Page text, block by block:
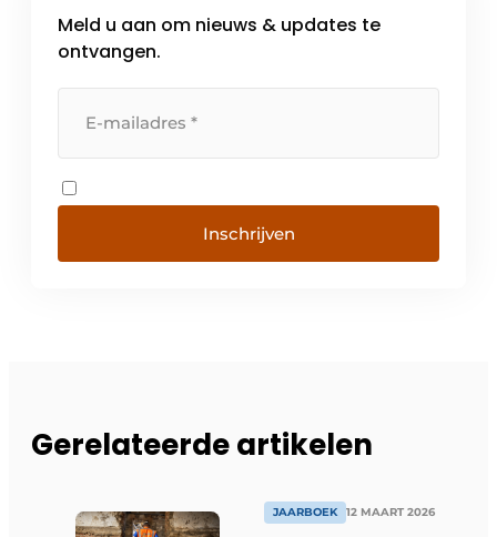
Meld u aan om nieuws & updates te
ontvangen.
Inschrijven
Gerelateerde artikelen
JAARBOEK 12 MAART 2026